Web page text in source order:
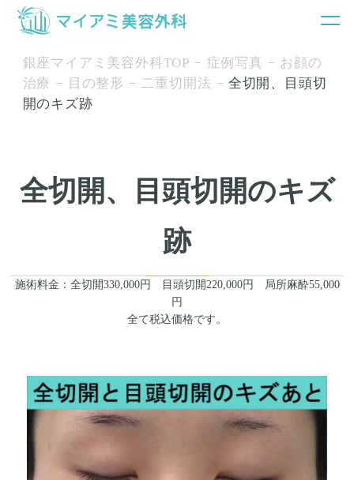
銀座マイアミ美容外科TOP 症例写真
お顔の
治療
目の整形 二重切開法
全切開、目頭切
開のキズ跡
全切開、目頭切開のキズ
跡
施術料金：全切開330,000円 目頭切開220,000円 局所麻酔55,000
円
全て税込価格です。